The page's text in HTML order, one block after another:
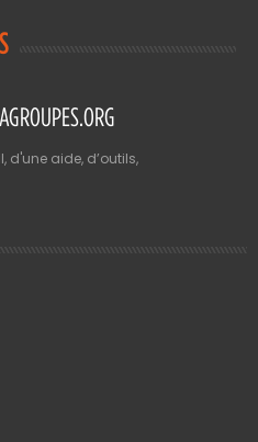
d'une aide, d’outils,